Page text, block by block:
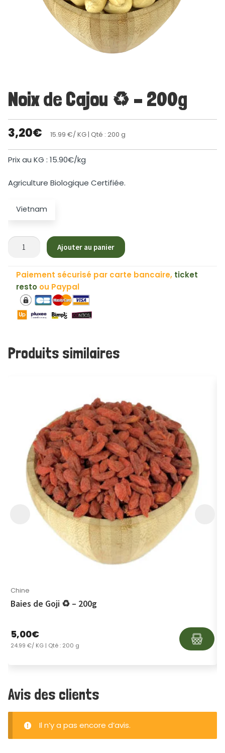
Noix de Cajou ♻ – 200g
3,20€ 15.99 €/ KG | Qté : 200 g
Prix au KG : 15.90€/kg
Agriculture Biologique Certifiée.
Vietnam
quantité
de
Cajou
Ajouter au panier
Paiement sécurisé par carte bancaire, ticket
resto ou Paypal
Produits similaires
Chine
Baies de Goji ♻ – 200g
5,00€
24.99 €/ KG| Qté : 200 g
Avis des clients
Il n’y a pas encore d’avis.